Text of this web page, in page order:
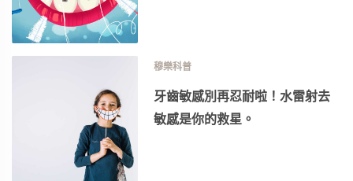
穆樂科普
牙齒敏感別再忍耐啦！水雷射去
敏感是你的救星。